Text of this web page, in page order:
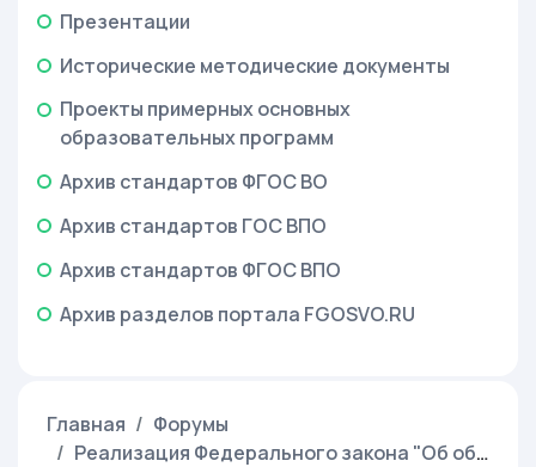
Презентации
Исторические методические документы
Проекты примерных основных
образовательных программ
Архив стандартов ФГОС ВО
Архив стандартов ГОС ВПО
Архив стандартов ФГОС ВПО
Архив разделов портала FGOSVO.RU
Главная
Форумы
Реализация Федерального закона "Об образовании в Российской Федерации" от 29.12.2012 г. N 273-ФЗ